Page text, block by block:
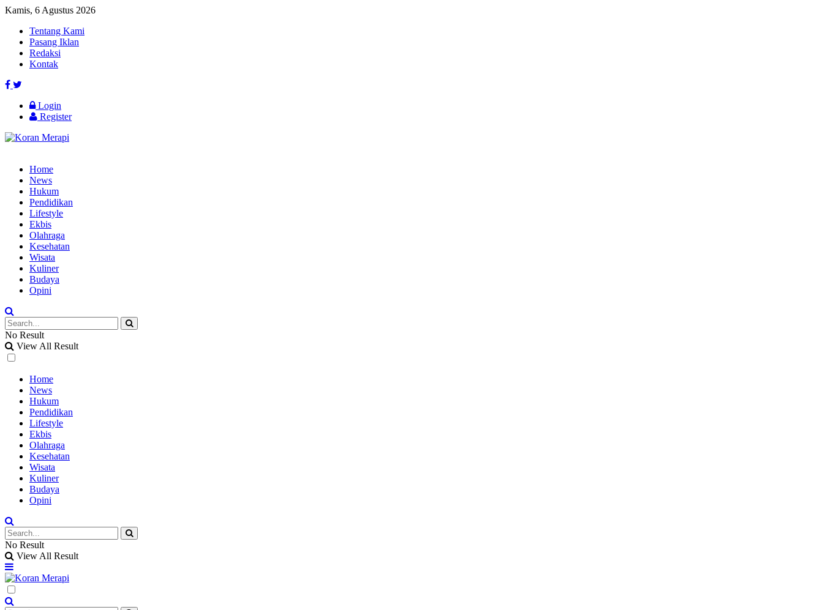
Kamis, 6 Agustus 2026
Tentang Kami
Pasang Iklan
Redaksi
Kontak
Login
Register
Home
News
Hukum
Pendidikan
Lifestyle
Ekbis
Olahraga
Kesehatan
Wisata
Kuliner
Budaya
Opini
No Result
View All Result
Home
News
Hukum
Pendidikan
Lifestyle
Ekbis
Olahraga
Kesehatan
Wisata
Kuliner
Budaya
Opini
No Result
View All Result